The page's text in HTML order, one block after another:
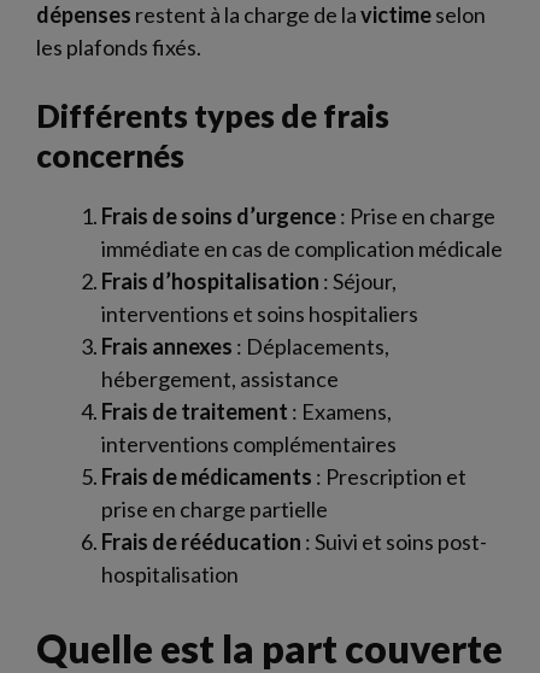
dépenses restent à la charge de lavictimeselon
les plafonds fixés.
Différents types de frais
concernés
Frais de soins d’urgence: Prise en charge
immédiate en cas de complication médicale
Frais d’hospitalisation : Séjour,
interventions et soins hospitaliers
Frais annexes : Déplacements,
hébergement, assistance
Frais de traitement : Examens,
interventions complémentaires
Frais de médicaments : Prescription et
prise en charge partielle
Frais de rééducation : Suivi et soins post-
hospitalisation
Quelle est la part couverte